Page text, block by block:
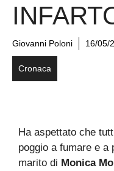
Giovanni Poloni 16/05/
Cronaca
Ha aspettato che
poggio a fumare e a
marito di Monica